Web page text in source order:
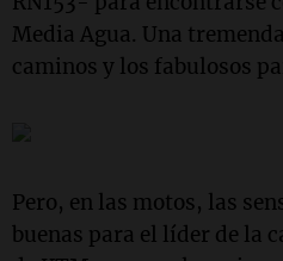
Media Agua. Una
caminos y los fabulosos
Pero, en las motos, las
buenas para el líder de la